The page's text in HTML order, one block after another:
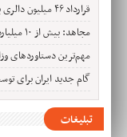
قرارداد ۴۶ میلیون دالری برای توسعه آزمایشگاه‌های کیفیت امضا شد
مجاهد: بیش از ۱۰ میلیارد افغانی در پروژه‌های معدنی سرمایه‌گذاری شد
مهم‌ترین دستاوردهای وزارت
گام جدید ایران برای
تبلیغات